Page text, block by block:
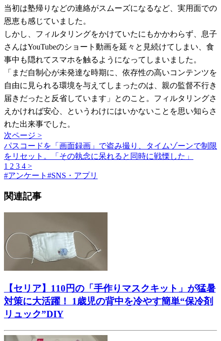
当初は塾帰りなどの連絡がスムーズになるなど、実用面での
恩恵も感じていました。
しかし、フィルタリングをかけていたにもかかわらず、息子
さんはYouTubeのショート動画を延々と見続けてしまい、食
事中も隠れてスマホを触るようになってしまいました。
「まだ自制心が未発達な時期に、依存性の高いコンテンツを
自由に見られる環境を与えてしまったのは、親の監督不行き
届きだったと反省しています」とのこと。フィルタリングさ
えかければ安心、というわけにはいかないことを思い知らさ
れた出来事でした。
次ページ >
パスコードを「画面録画」で盗み撮り、タイムゾーンで制限
をリセット。「その執念に呆れると同時に戦慄した」
1 2 3 4 >
#アンケート #SNS・アプリ
関連記事
【セリア】110円の「手作りマスクキット」が猛暑
対策に大活躍！ 1歳児の背中を冷やす簡単“保冷剤
リュック”DIY